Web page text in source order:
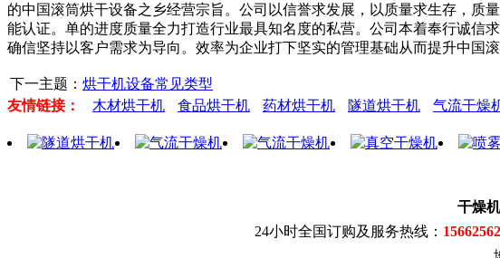
的中国滚筒烘干设备之乡经营宗旨。公司以信誉求发展，以质量求生存，质
能认证。单的进度质量全力打造行业最具知名度的私营。公司本着奉行诚信
确信坚持以客户需求为导向。效率为企业打下坚实的管理基础从而提升中国滚
下一主题： 烘干机设备常见类型
友情链接：
木材烘干机 食品烘干机 药材烘干机 隧道烘干机 气流干燥
干燥
24小时全国订购及服务热线：